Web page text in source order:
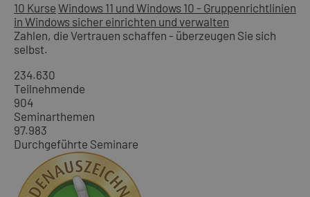
10 Kurse Windows 11 und Windows 10 - Gruppenrichtlinien
in Windows sicher einrichten und verwalten
Zahlen, die Vertrauen schaffen - überzeugen Sie sich
selbst.
234.630
Teilnehmende
904
Seminarthemen
97.983
Durchgeführte Seminare